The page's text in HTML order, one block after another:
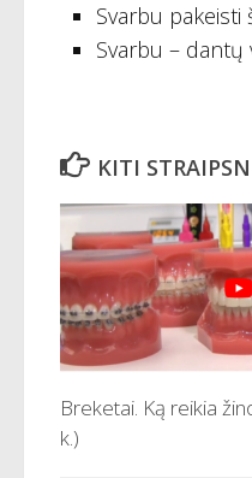
Svarbu pakeisti
Svarbu –
KITI
Breketai. Ką reikia
k.)